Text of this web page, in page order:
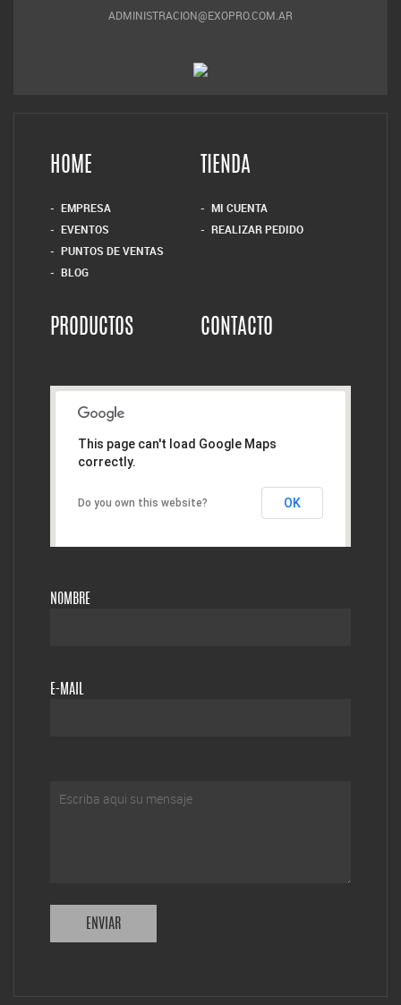
ADMINISTRACION@EXOPRO.COM.AR
HOME
EMPRESA
EVENTOS
PUNTOS DE VENTAS
BLOG
TIENDA
MI CUENTA
REALIZAR PEDIDO
PRODUCTOS CONTACTO
This page can't load Google Maps
correctly.
Do you own this website? OK
NOMBRE
E-MAIL